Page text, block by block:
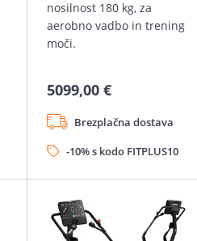
nosilnost 180 kg, za
aerobno vadbo in trening
moči.
5099,00 €
Brezplačna dostava
-10% s kodo FITPLUS10